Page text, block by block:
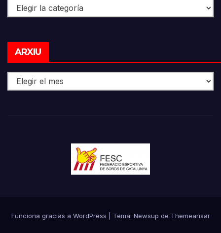
Categories
ARXIU
Funciona gracias a WordPress Tema: Newsup de Themeansar